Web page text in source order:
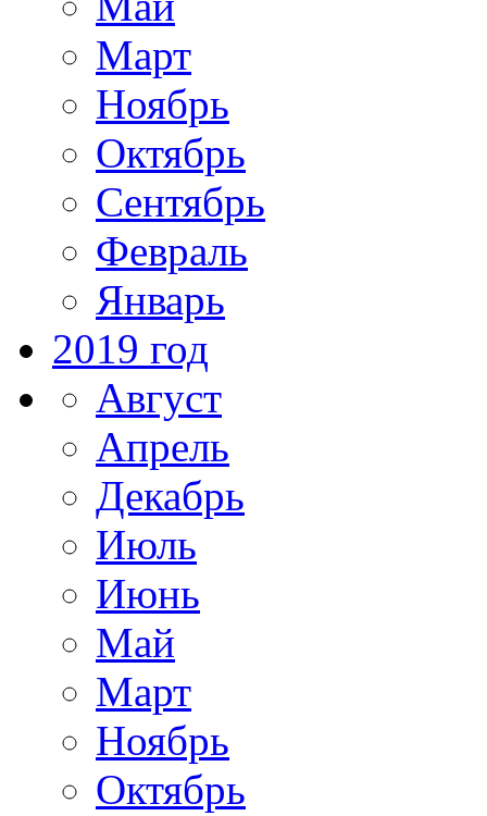
Март
Ноябрь
Октябрь
Сентябрь
Февраль
Январь
2019 год
Август
Апрель
Декабрь
Июль
Июнь
Май
Март
Ноябрь
Октябрь